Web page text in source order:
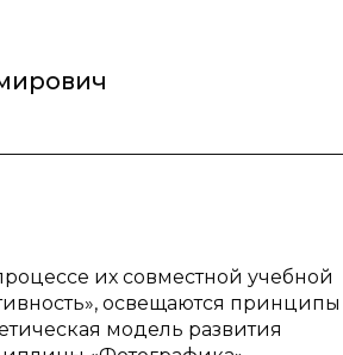
их совместной учебной
освещаются
модель развития